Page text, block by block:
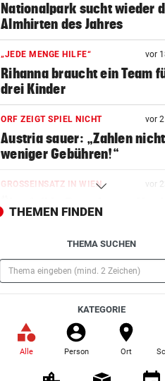
Nationalpark sucht wieder
Almhirten des Jahres
„JEDE MENGE HILFE“ vor
Rihanna braucht ein Team
drei Kinder
ORF ZEIGT SPIEL NICHT vor
Austria sauer: „Zahlen nicht
weniger Gebühren!“
GROSSEINSATZ IN WIEN vor
Überfall in Dorotheum,
auf Geiselnahme
KRONE+ TESTET FÜR SIE
Insta360 Mic Pro: Endlich
Ton am Handy?
CHIPS, KI UND ROBOTER
Diese China-Durchbrüche
machen Washington nervös
WOHIN MIT GRILLRESTLN vor
THEMEN FINDEN
THEMA SUCHEN
KATEGORIE
Alle Person Ort